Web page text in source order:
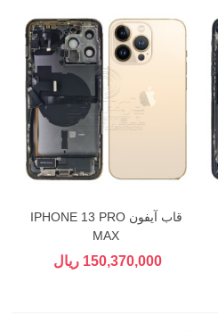
قاب آیفون IPHONE 13 PRO
MAX
150,370,000 ریال